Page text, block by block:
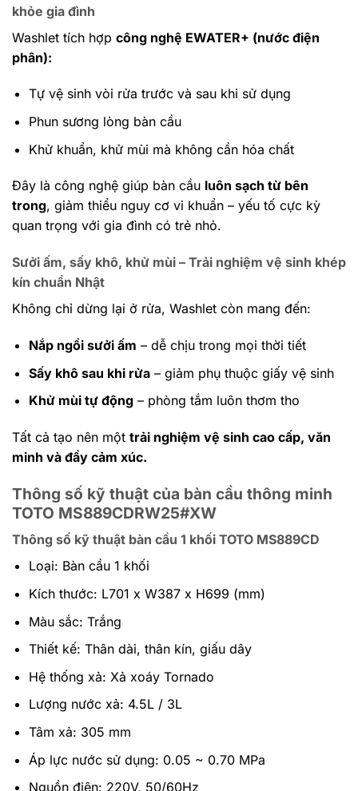
khỏe gia đình
Washlet tích hợp công nghệ EWATER+ (nước điện
phân):
Tự vệ sinh vòi rửa trước và sau khi sử dụng
Phun sương lòng bàn cầu
Khử khuẩn, khử mùi mà không cần hóa chất
Đây là công nghệ giúp bàn cầu luôn sạch từ bên
trong, giảm thiểu nguy cơ vi khuẩn – yếu tố cực kỳ
quan trọng với gia đình có trẻ nhỏ.
Sưởi ấm, sấy khô, khử mùi – Trải nghiệm vệ sinh khép
kín chuẩn Nhật
Không chỉ dừng lại ở rửa, Washlet còn mang đến:
Nắp ngồi sưởi ấm – dễ chịu trong mọi thời tiết
Sấy khô sau khi rửa– giảm phụ thuộc giấy vệ sinh
Khử mùi tự động– phòng tắm luôn thơm tho
Tất cả tạo nên một trải nghiệm vệ sinh cao cấp, văn
minh và đầy cảm xúc.
Thông số kỹ thuật của bàn cầu thông minh
TOTO MS889CDRW25#XW
Thông số kỹ thuật bàn cầu 1 khối TOTO MS889CD
Loại: Bàn cầu 1 khối
Kích thước: L701 x W387 x H699 (mm)
Màu sắc: Trắng
Thiết kế: Thân dài, thân kín, giấu dây
Hệ thống xả: Xả xoáy Tornado
Lượng nước xả: 4.5L / 3L
Tâm xả: 305 mm
Áp lực nước sử dụng: 0.05 ~ 0.70 MPa
Nguồn điện: 220V, 50/60Hz